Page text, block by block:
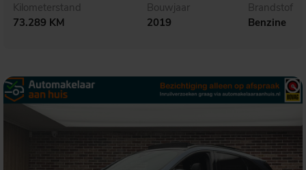
Kilometerstand
73.289 KM
Bouwjaar
2019
Brandstof
Benzine